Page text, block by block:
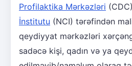
Profilaktika Mərkəzləri
İnstitutu (NCI) tərəfindən
qeydiyyat mərkəzləri
sadəcə kişi, qadın və ya